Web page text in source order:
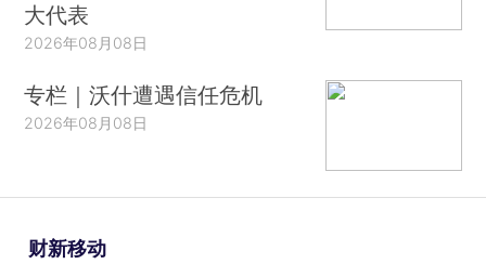
大代表
2026年08月08日
专栏｜沃什遭遇信任危机
2026年08月08日
财新移动